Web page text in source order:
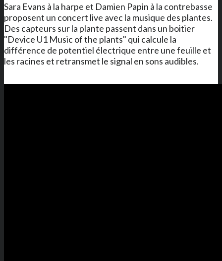
Sara Evans à la harpe et Damien Papin à la contrebasse
proposent un concert live avec la musique des plantes.
Des capteurs sur la plante passent dans un boitier
"Device U1 Music of the plants" qui calcule la
différence de potentiel électrique entre une feuille et
les racines et retransmet le signal en sons audibles.